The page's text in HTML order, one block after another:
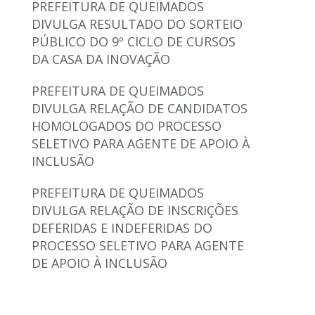
PREFEITURA DE QUEIMADOS
DIVULGA RESULTADO DO SORTEIO
PÚBLICO DO 9º CICLO DE CURSOS
DA CASA DA INOVAÇÃO
PREFEITURA DE QUEIMADOS
DIVULGA RELAÇÃO DE CANDIDATOS
HOMOLOGADOS DO PROCESSO
SELETIVO PARA AGENTE DE APOIO À
INCLUSÃO
PREFEITURA DE QUEIMADOS
DIVULGA RELAÇÃO DE INSCRIÇÕES
DEFERIDAS E INDEFERIDAS DO
PROCESSO SELETIVO PARA AGENTE
DE APOIO À INCLUSÃO